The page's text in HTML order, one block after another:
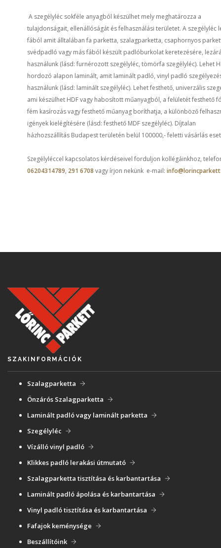
A szegélyléc sokféle anyagból készülhet mely meghatározza a
tulajdonságait, ellenállóságát és felhasználási területet. A szegélyléc
fából amit álltalában fa parketta, szalagparketta, csaphornyos
svédpadló vagy más fából készült padlóburkolat keretezésére,
használunk (lásd: furnérozott szegélyléc, tömörfa szegélyléc). Lehet
hordozó alapon laminált, amit laminált padló, vinyl padló
használunk (lásd: laminált szegélyléc). Lehet festhető, univerzális
ami készülhet HDF vagy habosított műanyagból, a felületét festhető
fém kasírozás vagy festhető műanyag boríthatja, a különböző
igények kielégítésére (lásd: festhető MDF szegélyléc). Díjtalan
házhozszállítás Budapest területén belül 100000,- feletti vásárlás
Szegélyléccel kapcsolatos kérdéseivel forduljon kollégáinkhoz,
06204314789, 291 6708 vagy írjon nekünk e-mail:
SZAKINFORMÁCIÓK
Szalagparketta
Önzárós Szalagparketta
Laminált padló vagy laminált parketta
Szegélyléc
Vízálló vinyl padló
Klikkes padló lerakási útmutató
Szalagparketta tisztítása és karbantartása
Laminált padló ápolása és karbantartása
Vinyl padló tisztítása és karbantartása
Fafajok keménysége
Beszállítóink